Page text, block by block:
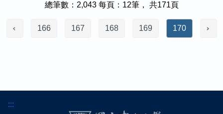
總筆數：2,043 每頁：12筆， 共171頁
166 167 168 169 170
:::